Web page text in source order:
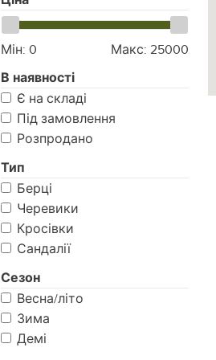
Мін: 0 Макс: 25000
В наявності
Є на складі
Під замовлення
Розпродано
Тип
Берці
Черевики
Кросівки
Сандалії
Сезон
Весна/літо
Зима
Демі